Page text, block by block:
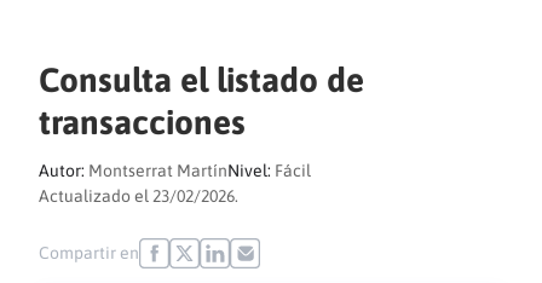
Consulta el listado de
transacciones
Autor: Montserrat MartínNivel: Fácil
Actualizado el 23/02/2026.
Compartir en